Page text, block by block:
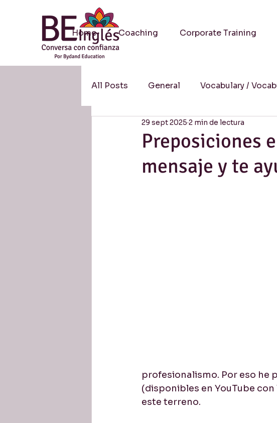
Home Coaching Corporate Training
All Posts General Vocabulary /
Methodology / Metodología
Resources / Recursos Success
Preposiciones
mensaje y te
29 sept 2025 2 min de lectura
profesionalismo. Por eso he
(disponibles en YouTube
este terreno.